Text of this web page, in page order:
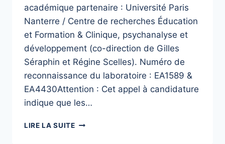
académique partenaire : Université Paris
Nanterre / Centre de recherches Éducation
et Formation & Clinique, psychanalyse et
développement (co-direction de Gilles
Séraphin et Régine Scelles). Numéro de
reconnaissance du laboratoire : EA1589 &
EA4430Attention : Cet appel à candidature
indique que les…
LIRE LA SUITEAPPEL